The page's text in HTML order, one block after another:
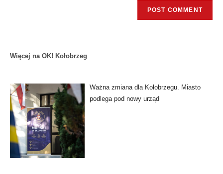
Więcej na OK! Kołobrzeg
Ważna zmiana dla Kołobrzegu. Miasto
podlega pod nowy urząd